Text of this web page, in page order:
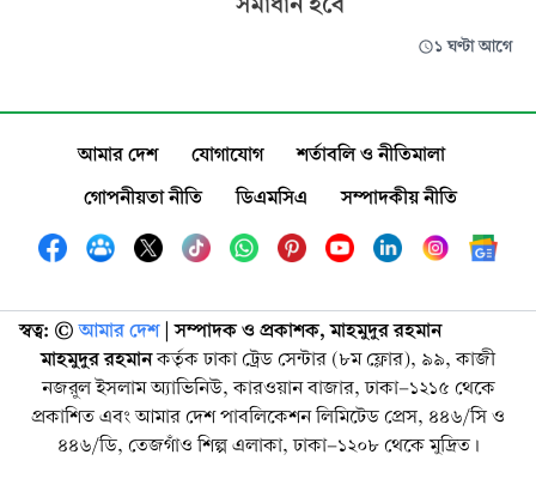
১ ঘণ্টা আগে
আমার দেশ যোগাযোগ
শর্তাবলি ও নীতিমালা
গোপনীয়তা নীতি
ডিএমসিএ সম্পাদকীয় নীতি
স্বত্ব: ©️ আমার দেশ| সম্পাদক ও প্রকাশক, মাহমুদুর রহমান
মাহমুদুর রহমানকর্তৃক ঢাকা ট্রেড সেন্টার (৮ম ফ্লোর), ৯৯, কাজী
নজরুল ইসলাম অ্যাভিনিউ, কারওয়ান বাজার, ঢাকা-১২১৫ থেকে
প্রকাশিত এবং আমার দেশ পাবলিকেশন লিমিটেড প্রেস, ৪৪৬/সি ও
৪৪৬/ডি, তেজগাঁও শিল্প এলাকা, ঢাকা-১২০৮ থেকে মুদ্রিত।